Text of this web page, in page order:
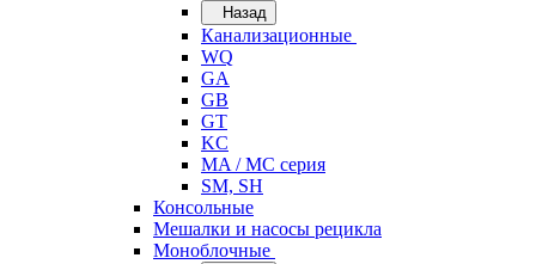
Назад
Канализационные
WQ
GA
GB
GT
KC
MA / MC серия
SM, SH
Консольные
Мешалки и насосы рецикла
Моноблочные